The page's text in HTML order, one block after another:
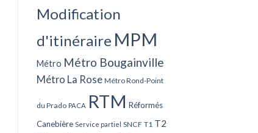
Modification
d'itinéraire MPM
Métro Métro Bougainville
Métro La Rose Métro Rond-Point
du Prado PACA RTM Réformés
Canebière Service partiel SNCF T1 T2